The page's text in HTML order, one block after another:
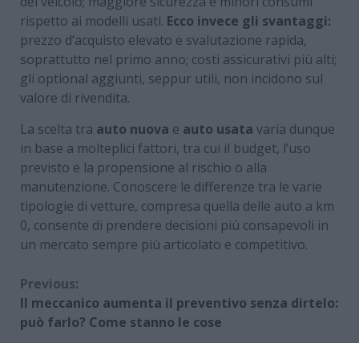
rispetto ai modelli usati. Ecco invece gli svantaggi:
prezzo d’acquisto elevato e svalutazione rapida,
soprattutto nel primo anno; costi assicurativi più alti;
gli optional aggiunti, seppur utili, non incidono sul
valore di rivendita.
La scelta tra auto nuova e auto usata varia dunque
in base a molteplici fattori, tra cui il budget, l’uso
previsto e la propensione al rischio o alla
manutenzione. Conoscere le differenze tra le varie
tipologie di vetture, compresa quella delle auto a km
0, consente di prendere decisioni più consapevoli in
un mercato sempre più articolato e competitivo.
Continue
Reading
Previous:
Il meccanico aumenta il preventivo senza dirtelo:
può farlo? Come stanno le cose